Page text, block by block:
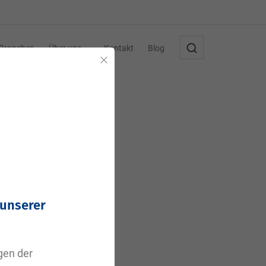
Über uns Kontakt Blog
der